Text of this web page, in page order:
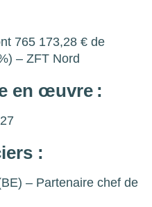
765 173,28 € de
– ZFT Nord
en œuvre :
:
– Partenaire chef de